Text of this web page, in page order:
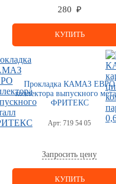
280 ₽
КУПИТЬ
Прокладка КАМАЗ ЕВРО
коллектора выпускного
ФРИТЕКС
Арт: 719 54 05
Запросить цену
КУПИТЬ